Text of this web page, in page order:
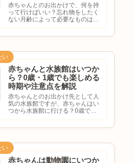
赤ちゃんとのお出かけで、何を持
って行けばいい？忘れ物をしたく
ない月齢によって必要なものは違
齢やお出かけ先によって必要な
も...
赤ちゃんと水族館はいつか
ら？0歳・1歳でも楽しめる
時期や注意点を解説
赤ちゃんとのお出かけ先として人
気の水族館ですが、赤ちゃんはい
つから水族館に行ける？0歳でも
にくいため赤ちゃん連れのお出
か...
赤ちゃんは動物園にいつか